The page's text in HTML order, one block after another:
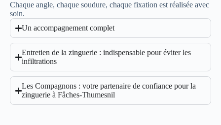
Chaque angle, chaque soudure, chaque fixation est réalisée avec
soin.
Un accompagnement complet
Entretien de la zinguerie : indispensable pour éviter les
infiltrations
Les Compagnons : votre partenaire de confiance pour la
zinguerie à Fâches-Thumesnil